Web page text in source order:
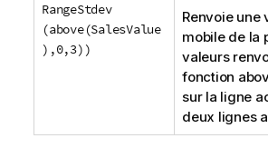
RangeStdev
(above(SalesValue
),0,3))
Renvoie une
mobile de la
valeurs
fonction
sur la ligne
deux lignes